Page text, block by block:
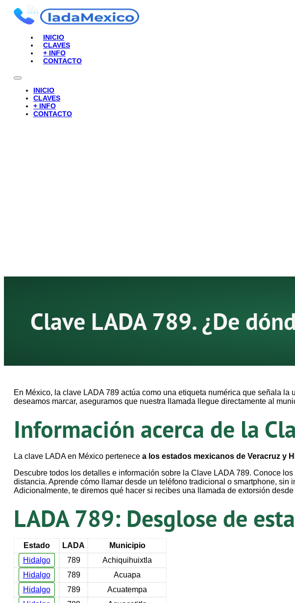
INICIO
CLAVES
+ INFO
CONTACTO
INICIO
CLAVES
+ INFO
CONTACTO
Clave LADA 789. ¿De
En México, la clave LADA 789 actúa como una etiqueta numérica que señala
deseamos marcar, aseguramos que nuestra llamada llegue directamente al
Información acerca de la
La clave LADA en México pertenece a los estados mexicanos de Veracruz y
Descubre todos los detalles e información sobre la Clave LADA 789. Conoce
distancia. Aprende cómo llamar desde un teléfono tradicional o smartphone,
Adicionalmente, te diremos qué hacer si recibes una llamada de extorsión
LADA 789: Desglose de
Estado LADA
Municipio
Hidalgo
789
Achiquihuixtla
Hidalgo
789
Acuapa
Hidalgo
789
Acuatempa